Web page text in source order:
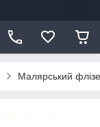
Малярський